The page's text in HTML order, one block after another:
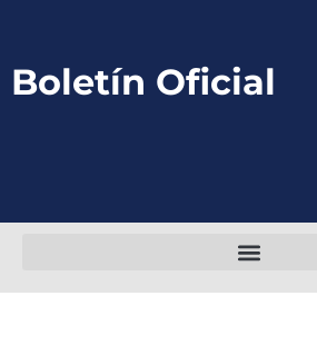
Boletín Oficial